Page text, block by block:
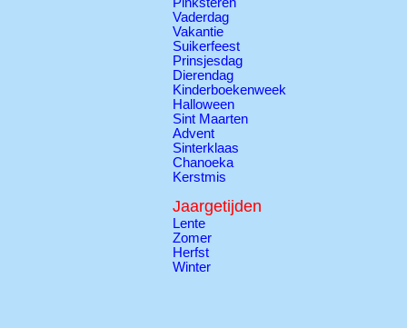
Vaderdag
Vakantie
Suikerfeest
Prinsjesdag
Dierendag
Kinderboekenweek
Halloween
Sint Maarten
Advent
Sinterklaas
Chanoeka
Kerstmis
Jaargetijden
Lente
Zomer
Herfst
Winter